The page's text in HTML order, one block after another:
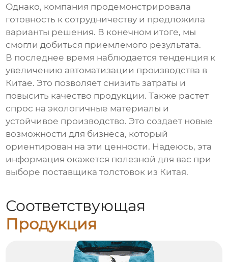
Однако, компания продемонстрировала
готовность к сотрудничеству и предложила
варианты решения. В конечном итоге, мы
смогли добиться приемлемого результата.
В последнее время наблюдается тенденция к
увеличению автоматизации производства в
Китае. Это позволяет снизить затраты и
повысить качество продукции. Также растет
спрос на экологичные материалы и
устойчивое производство. Это создает новые
возможности для бизнеса, который
ориентирован на эти ценности. Надеюсь, эта
информация окажется полезной для вас при
выборе поставщикатолстовок из Китая.
Соответствующая
Продукция